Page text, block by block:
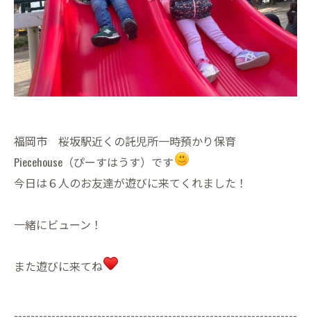
福岡市 桜坂駅近くの託児所一時預かり保育
Piecehouse（ぴーすはうす）です
今日は６人のお友達が遊びに来てくれました！
一緒にビューン！
また遊びに来てね
--------------------------------------------------------------------